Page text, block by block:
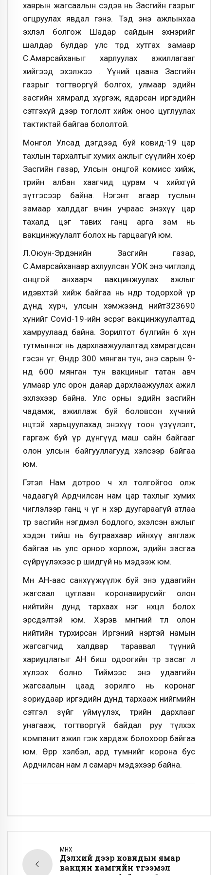
хаврын жагсаалын сэдэв нь Засгийн газрыг
огцруулах явдал гэнэ. Тэд энэ ажлынхаа
эхлэл болгож Шадар сайдын эхнэрийг
шалдар булдар улс төрдөө хутгах замаар
С.Амарсайханыг харлуулах ажиллагааг
хийгээд эхэлжээ . Үүний цаана Засгийн
газрыг тогтворгүй болгох, улмаар эдийн
засгийн хямралд хүргэж, ядарсан иргэдийн
сэтгэхүй дээр тоглолт хийж оноо цуглуулах
тактиктай байгаа бололтой.
Монгол Улсад дэгдээд буй ковид-19 цар
тахлын тархалтыг хумих ажлыг сүүлийн хоёр
Засгийн газар, Улсын онцгой комисс хийж,
төрийн албан хаагчид цурам ч хийхгүй
зүтгэсээр байна. Нэгэнт агаар туслын
замаар халддаг өвчин учраас энэхүү цар
тахалд цэг тавих ганц арга зам нь
вакцинжуулалт болох нь гарцаагүй юм.
Л.Оюун-Эрдэнийн Засгийн газар,
С.Амарсайханаар ахлуулсан УОК энэ чиглэлд
онцгой анхаарч вакцинжуулах ажлыг
идэвхтэй хийж байгаа нь өнөөдөр тодорхой үр
дүнд хүрч, улсын хэмжээнд нийт323690
хүнийг Covid-19-ийн эсрэг вакцинжуулалтад
хамруулаад байна. Зорилтот бүлгийн 6 хүн
тутмыннэг нь дархлаажуулалтад хамрагдсан
гэсэн үг. Өнөөдөр 300 мянган тун, энэ сарын 9-
нд 600 мянган тун вакциныг татан авч
улмаар улс орон даяар дархлаажуулах ажил
эхлэхээр байна. Улс орны эдийн засгийн
чадамж, ажиллаж буй боловсон хүчний
нөөцтэй харьцуулахад энэхүү тоон үзүүлэлт,
гаргаж буй үр дүнгүүд маш сайн байгааг
олон улсын байгууллагууд хэлсээр байгаа
юм.
Гэтэл Нам дотроо ч хөл толгойгоо олж
чадаагүй Ардчилсан нам цар тахлыг хумих
чиглэлээр ганц ч үг өнөө хэр дуугараагүй атлаа
төр засгийн нэгдмэл бодлого, эхэлсэн ажлыг
хэдэн тийш нь бутраахаар ийнхүү аяглаж
байгаа нь улс орноо хорлож, эдийн засгаа
сүйрүүлэхээс өөр шидгүй нь мэдээж юм.
Мөн АН-аас санхүүжүүлж буй энэ удаагийн
жагсаал цуглаан коронавирусийг олон
нийтийн дунд тархаах нэг нөхцөл болох
эрсдэлтэй юм. Хэрэв мөнгөний төлөө олон
нийтийн турхирсан Иргэний нэртэй намын
жагсагчид халдвар тараавал түүний
хариуцлагыг АН биш одоогийн төр засаг л
хүлээх болно. Тиймээс энэ удаагийн
жагсаалын цаад зорилго нь коронаг
зориудаар иргэдийн дунд тархааж нийгмийн
сэтгэл зүйг үймүүлэх, төрийн дархлааг
унагааж, тогтворгүй байдал руу түлхэх
компанит ажил гэж хардаж болохоор байгаа
юм. Өөрөөр хэлбэл, ард түмнийг корона бус
Ардчилсан нам л самарч мэдэхээр байна.
ӨМНӨХ
Дэлхий дээр ковидын ямар
вакцин хамгийн түгээмэл